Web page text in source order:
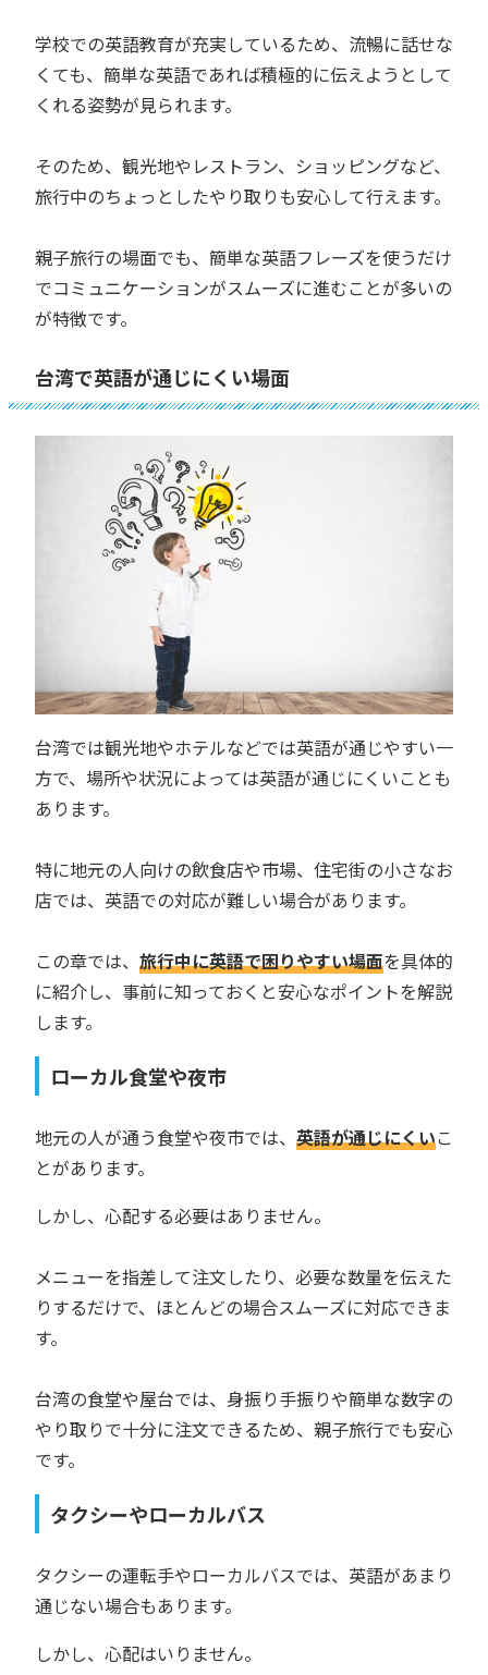
学校での英語教育が充実しているため、流暢に話せな
くても、簡単な英語であれば積極的に伝えようとして
くれる姿勢が見られます。
そのため、観光地やレストラン、ショッピングなど、
旅行中のちょっとしたやり取りも安心して行えます。
親子旅行の場面でも、簡単な英語フレーズを使うだけ
でコミュニケーションがスムーズに進むことが多いの
が特徴です。
台湾で英語が通じにくい場面
台湾では観光地やホテルなどでは英語が通じやすい一
方で、場所や状況によっては英語が通じにくいことも
あります。
特に地元の人向けの飲食店や市場、住宅街の小さなお
店では、英語での対応が難しい場合があります。
この章では、 旅行中に英語で困りやすい場面を具体的
に紹介し、事前に知っておくと安心なポイントを解説
します。
ローカル食堂や夜市
地元の人が通う食堂や夜市では、 英語が通じにくいこ
とがあります。
しかし、心配する必要はありません。
メニューを指差して注文したり、必要な数量を伝えた
りするだけで、ほとんどの場合スムーズに対応できま
す。
台湾の食堂や屋台では、身振り手振りや簡単な数字の
やり取りで十分に注文できるため、親子旅行でも安心
です。
タクシーやローカルバス
タクシーの運転手やローカルバスでは、英語があまり
通じない場合もあります。
しかし、心配はいりません。